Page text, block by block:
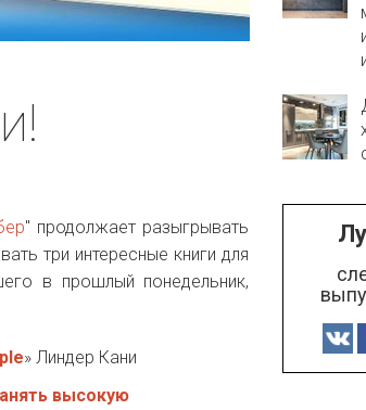
" продолжает разыгрывать
три интересные книги для
в прошлый понедельник,
» Линдер Кани
высокую